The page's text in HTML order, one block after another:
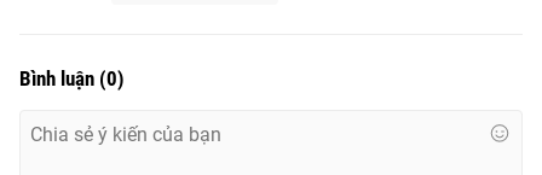
Bình luận (0)